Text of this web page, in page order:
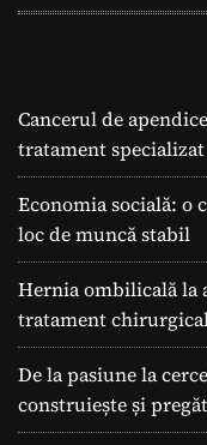
Cancerul de
tratament specializat
Economia socială: o
loc de muncă stabil
Hernia ombilicală la
tratament
De la pasiune la
construiește și